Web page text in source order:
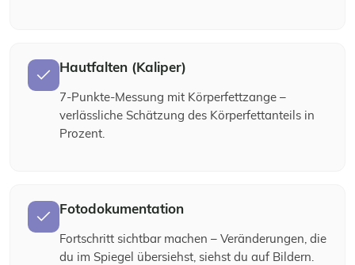
Hautfalten (Kaliper)
7-Punkte-Messung mit Körperfettzange –
verlässliche Schätzung des Körperfettanteils in
Prozent.
Fotodokumentation
Fortschritt sichtbar machen – Veränderungen, die
du im Spiegel übersiehst, siehst du auf Bildern.